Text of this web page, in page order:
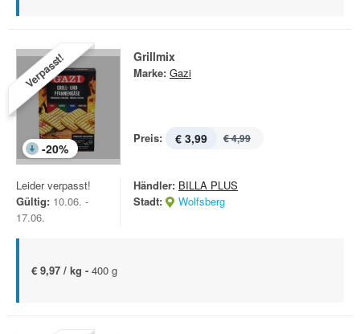
Verpasst!
-20%
Grillmix
Marke: Gazi
Preis: € 3,99 € 4,99
Leider verpasst!
Gültig: 10.06. -
17.06.
Händler: BILLA PLUS
Stadt:
Wolfsberg
€ 9,97 / kg - 400 g